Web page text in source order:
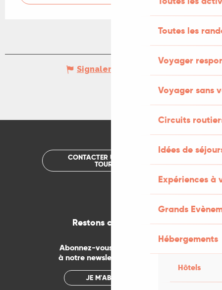
Toutes les
Voyager
Voyager sans
Circuits
Idées de
Expériences à
Grands
Hébergements
Hôtels
Signaler une erreur
CONTACTER UN OFFICE DE
TOURISME
Restons connectés
Abonnez-vous gratuitement
à notre newsletter mensuelle
JE M'ABONNE